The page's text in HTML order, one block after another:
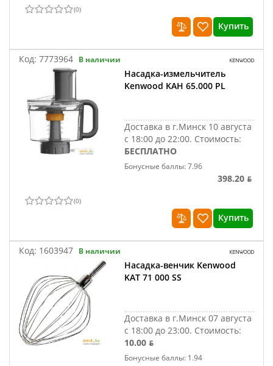
(0)
Купить
Код: 7773964 В наличии
Насадка-измельчитель
Kenwood KAH 65.000 PL
Доставка в г.Минск 10 августа
с 18:00 до 22:00. Стоимость:
БЕСПЛАТНО
Бонусные баллы: 7.96
398.20 ƃ
(0)
Купить
Код: 1603947 В наличии
Насадка-венчик Kenwood
KAT 71 000 SS
Доставка в г.Минск 07 августа
с 18:00 до 23:00. Стоимость:
10.00 ƃ
Бонусные баллы: 1.94